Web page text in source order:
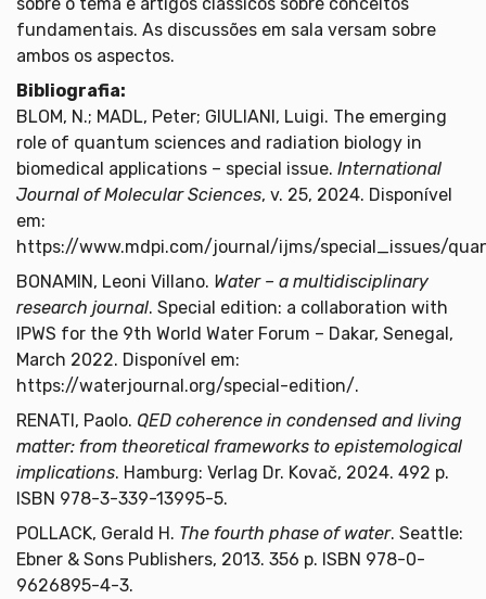
fundamentais. As discussões em sala versam sobre
ambos os aspectos.
Bibliografia:
BLOM, N.; MADL, Peter; GIULIANI, Luigi. The emerging
role of quantum sciences and radiation biology in
biomedical applications – special issue. International
Journal of Molecular Sciences, v. 25, 2024. Disponível
em:
https://www.mdpi.com/journal/ijms/special_issues/
BONAMIN, Leoni Villano. Water – a multidisciplinary
research journal. Special edition: a collaboration with
IPWS for the 9th World Water Forum – Dakar, Senegal,
March 2022. Disponível em:
https://waterjournal.org/special-edition/.
RENATI, Paolo. QED coherence in condensed and living
matter: from theoretical frameworks to epistemological
implications. Hamburg: Verlag Dr. Kovač, 2024. 492 p.
ISBN 978-3-339-13995-5.
POLLACK, Gerald H. The fourth phase of water. Seattle:
Ebner & Sons Publishers, 2013. 356 p. ISBN 978-0-
9626895-4-3.